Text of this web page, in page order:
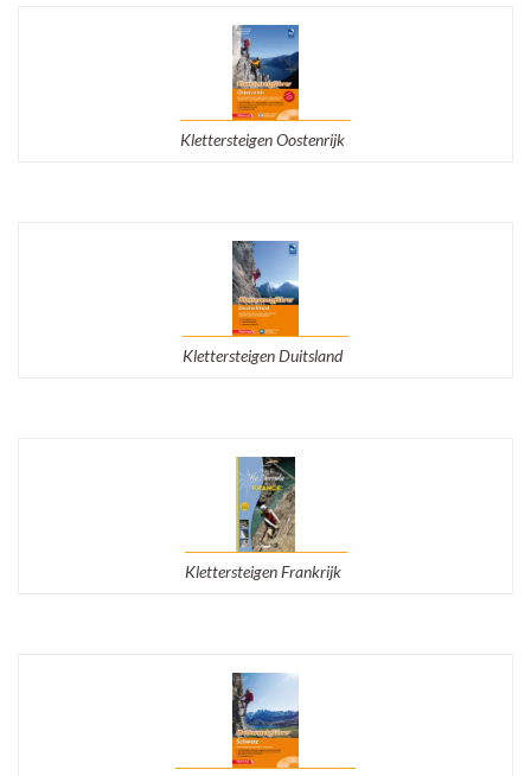
Klettersteigen Oostenrijk
Klettersteigen Duitsland
Klettersteigen Frankrijk